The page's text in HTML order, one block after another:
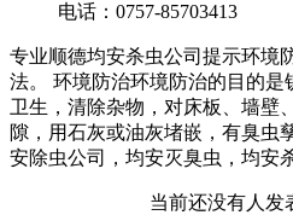
电话：0757-85703413
专业顺德均安杀虫公司提示环境
法。 环境防治环境防治的目的是
卫生，清除杂物，对床板、墙壁
隙，用石灰或油灰堵嵌，有臭虫
安除虫公司，均安灭臭虫，均安
当前还没有人发